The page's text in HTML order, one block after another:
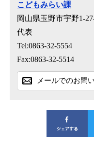
こどもみらい課
岡山県玉野市宇野1-
代表
Tel:0863-32-5554
Fax:0863-32-5514
メールでのお問